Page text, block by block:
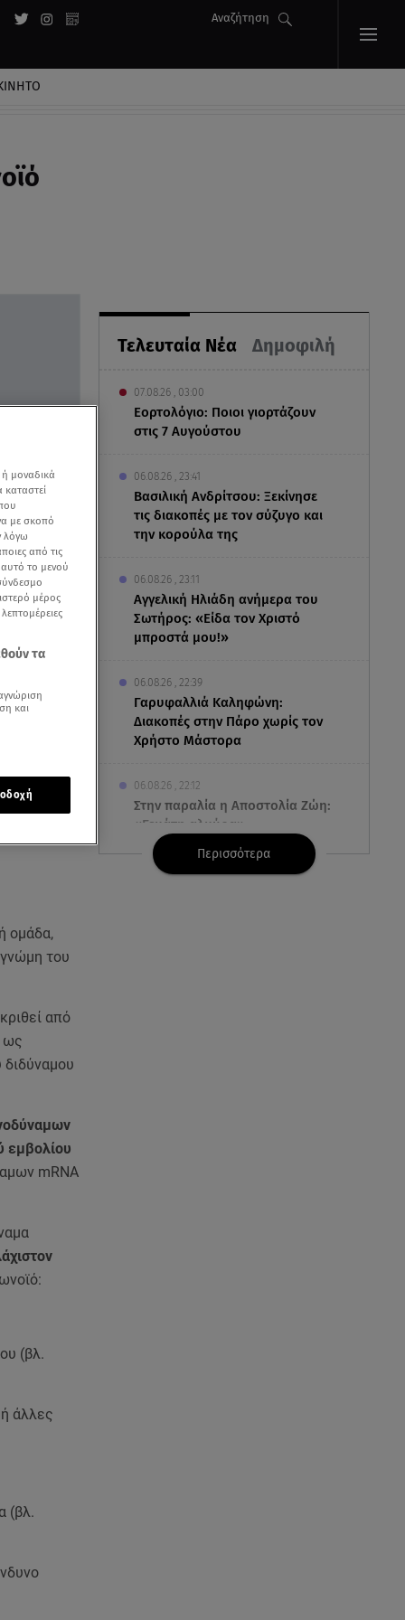
Αναζήτηση
Τελευταία Νέα Δημοφιλή
07.08.26 , 03:00
Εορτολόγιο: Ποιοι γιορτάζουν
στις 7 Αυγούστου
06.08.26 , 23:41
Βασιλική Ανδρίτσου: Ξεκίνησε
τις διακοπές με τον σύζυγο και
την κορούλα της
06.08.26 , 23:11
Αγγελική Ηλιάδη ανήμερα του
Σωτήρος: «Είδα τον Χριστό
μπροστά μου!»
06.08.26 , 22:39
Γαρυφαλλιά Καληφώνη:
Διακοπές στην Πάρο χωρίς τον
Χρήστο Μάστορα
06.08.26 , 22:12
Στην παραλία η Αποστολία Ζώη:
«Γεμάτη αλμύρα»
06.08.26 , 22:10
Περισσότερα
όσοι
ομάδα,
του
από
ως
διδύναμου
εμβολίου
mRNA
(βλ.
άλλες
(βλ.
μοναδικά
με σκοπό
λόγω
από τις
αυτό το μενού
μέρος
τα
και